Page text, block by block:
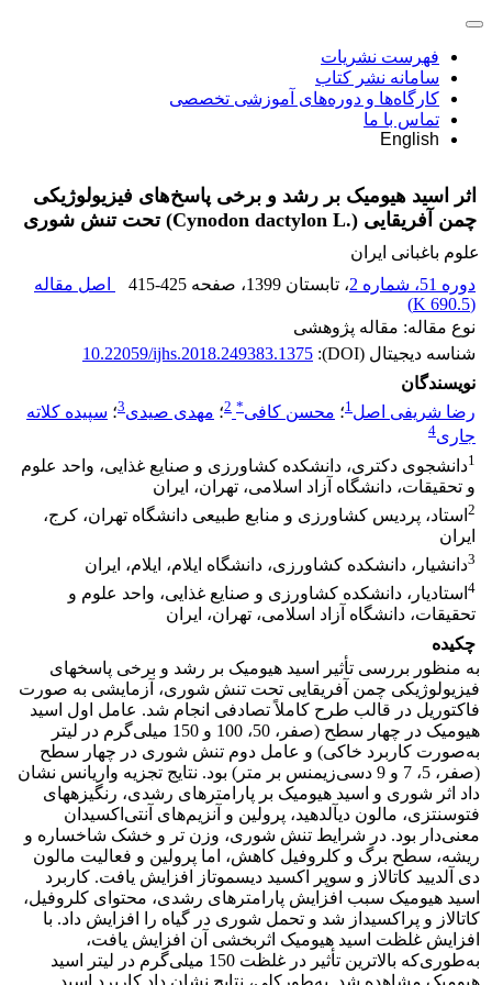
فهرست نشریات
سامانه نشر کتاب
کارگاه‌ها و دوره‌های آموزشی تخصصی
تماس با ما
English
اثر اسید هیومیک بر رشد و برخی پاسخ‌های فیزیولوژیکی
چمن آفریقایی (‏Cynodon dactylon L.‎‏) ‏تحت تنش شوری
علوم باغبانی ایران
دوره 51، شماره 2
، تابستان 1399 ، صفحه 415-425
اصل مقاله
(
690.5 K
)
نوع مقاله: مقاله پژوهشی
شناسه دیجیتال (DOI):
10.22059/ijhs.2018.249383.1375
نویسندگان
رضا شریفی اصل1؛ محسن کافی*
2؛ مهدی صیدی3؛ سپیده کلاته
جاری4
1دانشجوی دکتری، دانشکده کشاورزی و صنایع غذایی، واحد علوم
و تحقیقات، دانشگاه آزاد اسلامی، تهران، ایران
2 استاد، پردیس کشاورزی و منابع طبیعی دانشگاه تهران، کرج،
ایران
3دانشیار، دانشکده کشاورزی، دانشگاه ایلام، ایلام، ایران
4 استادیار، دانشکده کشاورزی و صنایع غذایی، واحد علوم و
تحقیقات، دانشگاه آزاد اسلامی، تهران، ایران
چکیده
به منظور بررسی تأثیر اسید هیومیک بر رشد و برخی پاسخ­های
فیزیولوژیکی چمن آفریقایی تحت تنش شوری، آزمایشی به صورت
فاکتوریل در قالب طرح کاملاً تصادفی انجام شد. عامل اول اسید
هیومیک در چهار سطح (صفر، 50، 100 و 150 میلی‌گرم در لیتر
به‌صورت کاربرد خاکی) و عامل دوم تنش شوری در چهار سطح
(صفر، 5، 7 و 9 دسی‌زیمنس بر متر) بود. نتایج تجزیه واریانس نشان
داد اثر شوری و اسید هیومیک بر پارامترهای رشدی، رنگیزه­های
فتوسنتزی، مالون دی­آلدهید، پرولین و آنزیم‌های آنتی‌اکسیدان
معنی‌دار بود. در شرایط تنش شوری، وزن تر و خشک شاخساره و
ریشه، سطح برگ و کلروفیل کاهش، اما پرولین و فعالیت مالون
دی آلدیید کاتالاز و سوپر اکسید دیسموتاز افزایش یافت. کاربرد
اسید هیومیک سبب افزایش پارامترهای رشدی، محتوای کلروفیل،
کاتالاز و پراکسیداز شد و تحمل شوری در گیاه را افزایش داد. با
افزایش غلظت اسید هیومیک اثربخشی آن افزایش یافت،
به‌طوری‌که بالاترین تأثیر در غلظت 150 میلی‌گرم در لیتر اسید
هیومیک مشاهده شد. به‌طورکلی، نتایج نشان داد کاربرد اسید